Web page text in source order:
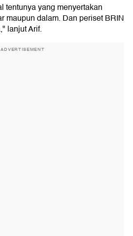
tentunya yang menyertakan
maupun dalam. Dan periset BRIN
lanjut Arif.
ADVERTISEMENT